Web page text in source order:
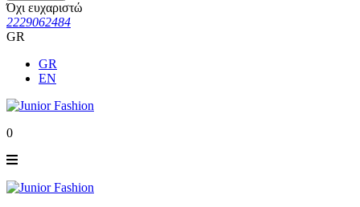
Όχι ευχαριστώ
2229062484
GR
GR
EN
0